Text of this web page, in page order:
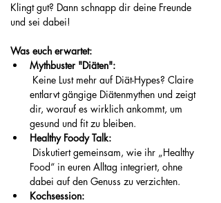
Klingt gut? Dann schnapp dir deine Freunde
und sei dabei!
Was euch erwartet:
Mythbuster "Diäten":
entlarvt gängige Diätenmythen und zeigt
dir, worauf es wirklich ankommt, um
gesund und fit zu bleiben.
Healthy Foody Talk:
Food“ in euren Alltag integriert, ohne
dabei auf den Genuss zu verzichten.
Kochsession: